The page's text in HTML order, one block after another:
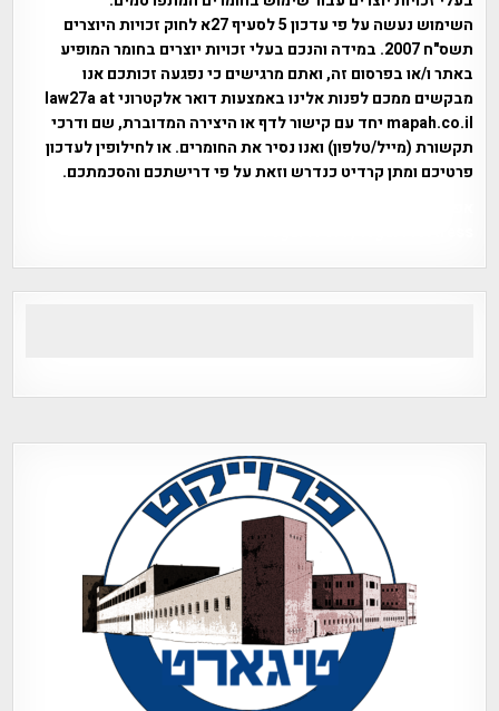
השימוש נעשה על פי עדכון 5 לסעיף 27א לחוק זכויות היוצרים
תשס"ח 2007. במידה והנכם בעלי זכויות יוצרים בחומר המופיע
באתר ו/או בפרסום זה, ואתם מרגישים כי נפגעה זכותכם אנו
מבקשים ממכם לפנות אלינו באמצעות דואר אלקטרוני law27a at
mapah.co.il יחד עם קישור לדף או היצירה המדוברת, שם ודרכי
תקשורת (מייל/טלפון) ואנו נסיר את החומרים. או לחילופין לעדכון
פרטיכם ומתן קרדיט כנדרש וזאת על פי דרישתכם והסכמתכם.